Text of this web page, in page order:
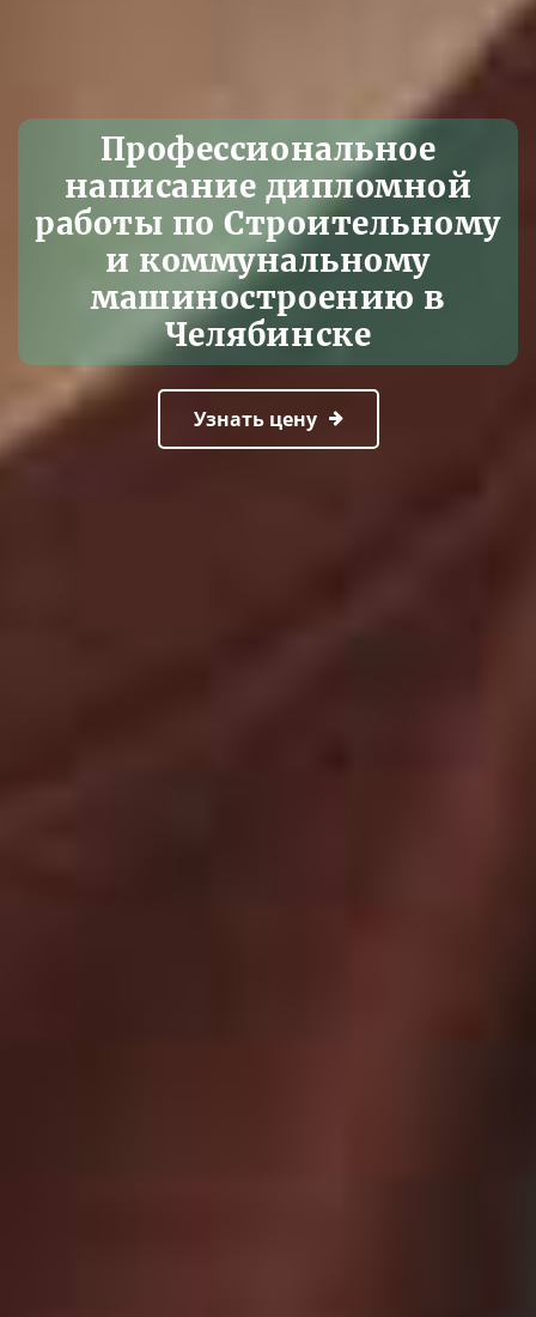
Профессиональное
написание дипломной
работы по Строительному
и коммунальному
машиностроению в
Челябинске
Узнать цену